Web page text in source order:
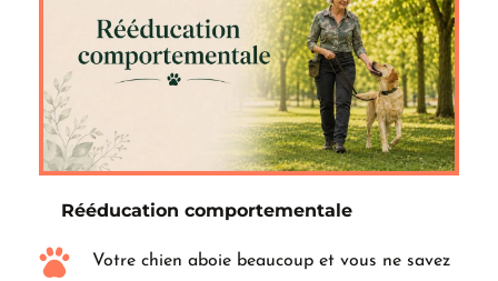
Rééducation comportementale
Votre chien aboie beaucoup et vous ne savez